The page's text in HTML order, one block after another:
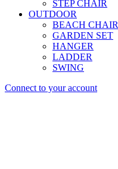
STEP CHAIR
OUTDOOR
BEACH CHAIR
GARDEN SET
HANGER
LADDER
SWING
Connect to your account